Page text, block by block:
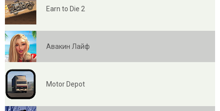
Earn to Die 2
Авакин Лайф
Motor Depot